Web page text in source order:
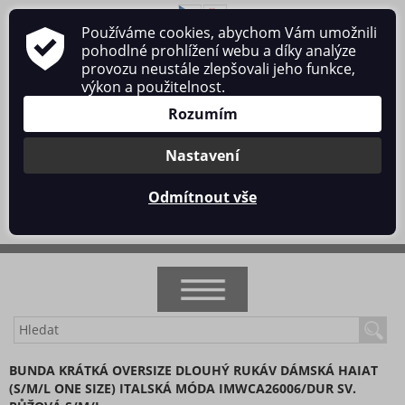
O nás Obchodní podmínky
Ochrana osobních údajů
Kontakt
Přihlásit se/Registrace
NOVINKY
AKCE
BUNDA KRÁTKÁ OVERSIZE DLOUHÝ RUKÁV DÁMSKÁ HAIAT
(S/M/L ONE SIZE) ITALSKÁ MÓDA IMWCA26006/DUR SV.
Používáme cookies, abychom Vám umožnili
pohodlné prohlížení webu a díky analýze
provozu neustále zlepšovali jeho funkce,
výkon a použitelnost.
Rozumím
Nastavení
Odmítnout vše